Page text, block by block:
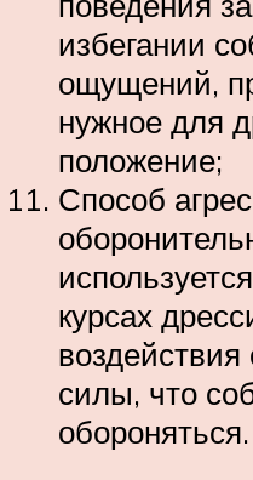
избегании
ощущений,
нужное для
положение;
Способ
курсах
силы, что
обороняться.